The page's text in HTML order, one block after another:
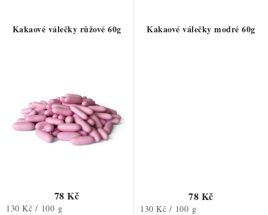
Kakaové válečky růžové 60g
78 Kč
Měrná
130 Kč / 100 g
Kakaové válečky modré 60g
78 Kč
Měrná
130 Kč / 100 g